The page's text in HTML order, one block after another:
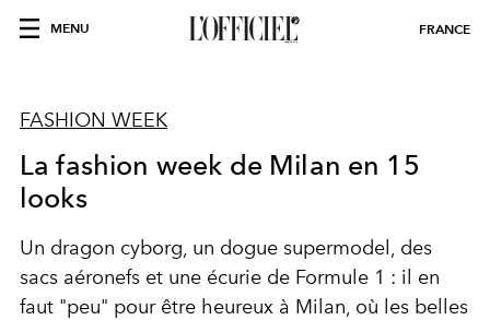
MENU FRANCE
FASHION WEEK
La fashion week de Milan en 15
looks
Un dragon cyborg, un dogue supermodel, des
sacs aéronefs et une écurie de Formule 1 : il en
faut "peu" pour être heureux à Milan, où les belles